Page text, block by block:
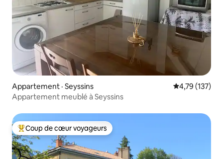
Appartement · Seyssins Note
4,79 (137)
Appartement meublé à Seyssins
Coup de cœur voyageurs parmi les plus aimés
Coup de cœur voyageurs